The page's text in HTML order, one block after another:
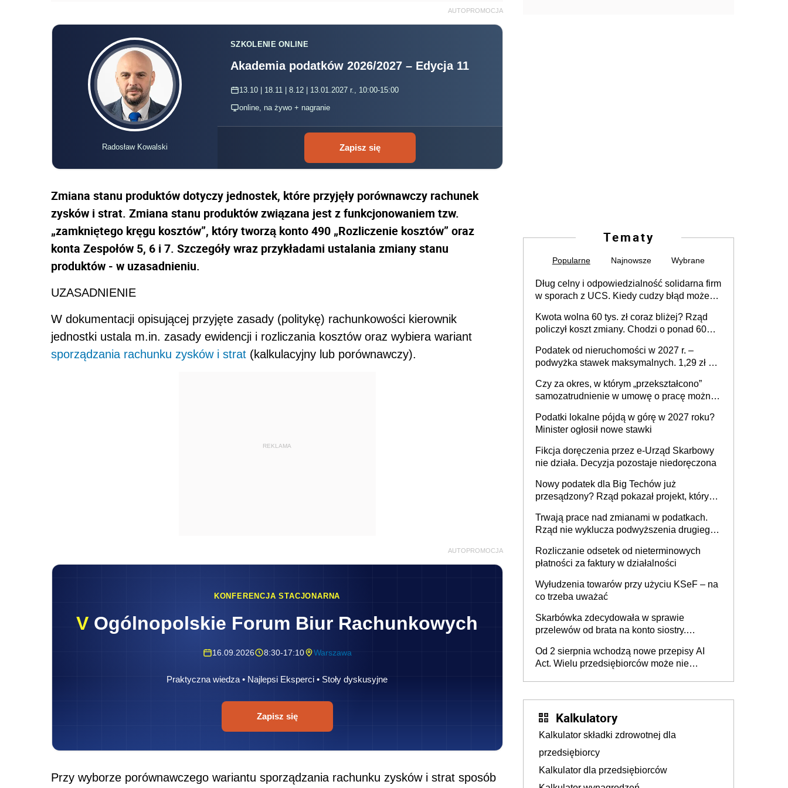
AUTOPROMOCJA
Radosław Kowalski
SZKOLENIE ONLINE
Akademia podatków 2026/2027 – Edycja 11
13.10 | 18.11 | 8.12 | 13.01.2027 r., 10:00-15:00
online, na żywo + nagranie
Zapisz się
Zmiana stanu produktów dotyczy jednostek, które przyjęły porównawczy rachunek
zysków i strat. Zmiana stanu produktów związana jest z funkcjonowaniem tzw.
„zamkniętego kręgu kosztów”, który tworzą konto 490 „Rozliczenie kosztów” oraz
konta Zespołów 5, 6 i 7. Szczegóły wraz przykładami ustalania zmiany stanu
produktów - w uzasadnieniu.
UZASADNIENIE
W dokumentacji opisującej przyjęte zasady (politykę) rachunkowości kierownik
jednostki ustala m.in. zasady ewidencji i rozliczania kosztów oraz wybiera wariant
sporządzania rachunku zysków i strat (kalkulacyjny lub porównawczy).
REKLAMA
AUTOPROMOCJA
KONFERENCJA STACJONARNA
V Ogólnopolskie Forum Biur Rachunkowych
16.09.2026 8:30-17:10 Warszawa
Praktyczna wiedza • Najlepsi Eksperci • Stoły dyskusyjne
Zapisz się
Przy wyborze porównawczego wariantu sporządzania rachunku zysków i strat sposób
Tematy
Popularne Najnowsze Wybrane
Dług celny i odpowiedzialność solidarna firm
w sporach z UCS. Kiedy cudzy błąd może
Kwota wolna 60 tys. zł coraz bliżej? Rząd
policzył koszt zmiany. Chodzi o ponad 60
Podatek od nieruchomości w 2027 r. –
podwyżka stawek maksymalnych. 1,29 zł za
budynków i lokali związanych z
prowadzeniem działalności gospodarczej
Czy za okres, w którym „przekształcono”
samozatrudnienie w umowę o pracę można
umowy cywilnoprawnej jedynym
racjonalnym wyjściem
Podatki lokalne pójdą w górę w 2027 roku?
Minister ogłosił nowe stawki
Fikcja doręczenia przez e-Urząd Skarbowy
nie działa. Decyzja pozostaje niedoręczona
Nowy podatek dla Big Techów już
przesądzony? Rząd pokazał projekt, który
Trwają prace nad zmianami w podatkach.
Rząd nie wyklucza podwyższenia drugiego
Rozliczanie odsetek od nieterminowych
płatności za faktury w działalności
Wyłudzenia towarów przy użyciu KSeF – na
co trzeba uważać
Skarbówka zdecydowała w sprawie
przelewów od brata na konto siostry.
darowizna, ale podatku jednak nie będzie
Od 2 sierpnia wchodzą nowe przepisy AI
Act. Wielu przedsiębiorców może nie
Kalkulatory
Kalkulator składki zdrowotnej dla
przedsiębiorcy
Kalkulator dla przedsiębiorców